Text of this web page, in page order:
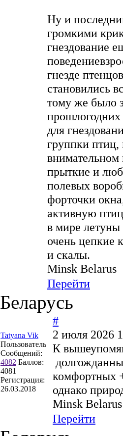
Ну и
громкими
гнездование
гнезде
становились
тому же было
для
группки
прыткие и
полевых
форточки
активную
в мире летуны
очень цепкие
и скалы.
Minsk Belarus
Перейти
Беларусь
Tatyana Vik
Пользователь
Сообщений:
4082 Баллов:
4081
Регистрация:
26.03.2018
#
2 июля 2026
К
комфортных
однако
Minsk Belarus
Перейти